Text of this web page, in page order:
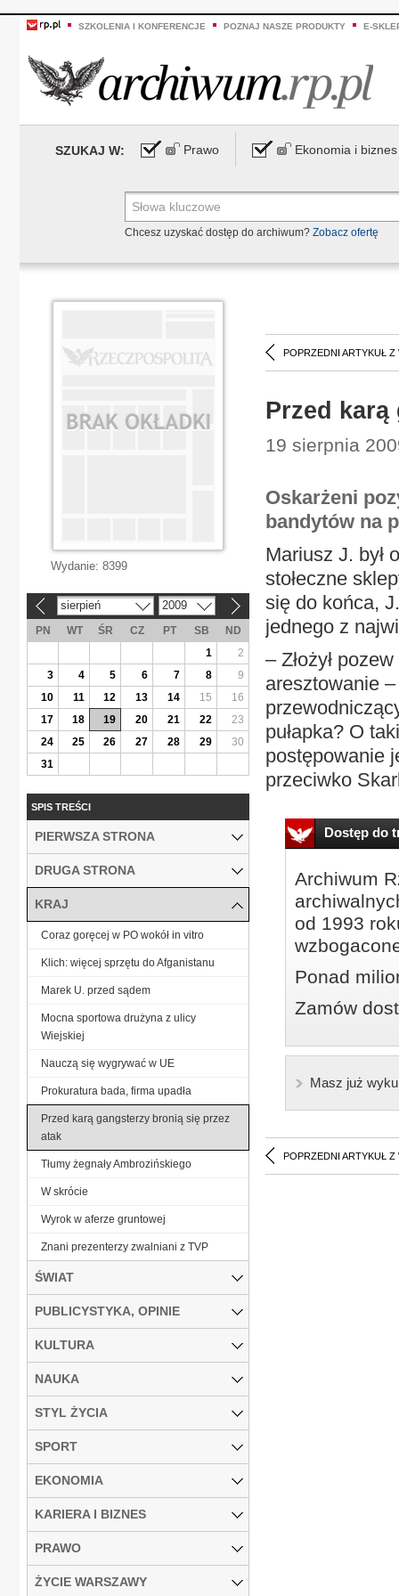
SZKOLENIA I KONFERENCJE POZNAJ NASZE PRODUKTY E-
SZUKAJ W: Prawo Ekonomia i biznes
Chcesz uzyskać dostęp do archiwum? Zobacz ofertę
POPRZEDNI ARTYKUŁ Z
Przed
19 sierpnia
Oskarżeni
bandytów na
Mariusz J. był
stołeczne
się do końca,
jednego z
– Złożył
aresztowanie
pułapka? O
postępowanie
przeciwko
Dostęp do
Archiwum
od 1993
Ponad
Zamów
Masz już
POPRZEDNI ARTYKUŁ Z
Wydanie: 8399
sierpień 2009
PN WT ŚR CZ PT SB
ND
1
2
3
4 5 6 7 8
9
10
11 12 13 14 15
16
17
18 19 20 21 22
23
24
25 26 27 28 29
30
31
SPIS TREŚCI
PIERWSZA STRONA
DRUGA STRONA
KRAJ
Coraz goręcej w PO wokół in vitro
Klich: więcej sprzętu do Afganistanu
Marek U. przed sądem
Mocna sportowa drużyna z ulicy
Wiejskiej
Nauczą się wygrywać w UE
Prokuratura bada, firma upadła
Przed karą gangsterzy bronią się przez
atak
Tłumy żegnały Ambrozińskiego
W skrócie
Wyrok w aferze gruntowej
Znani prezenterzy zwalniani z TVP
ŚWIAT
PUBLICYSTYKA, OPINIE
KULTURA
NAUKA
STYL ŻYCIA
SPORT
EKONOMIA
KARIERA I BIZNES
PRAWO
ŻYCIE WARSZAWY